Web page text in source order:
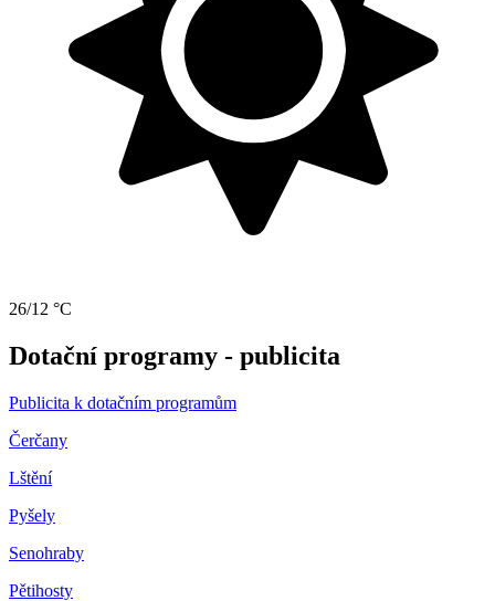
26/12 °C
Dotační programy - publicita
Publicita k dotačním programům
Čerčany
Lštění
Pyšely
Senohraby
Pětihosty